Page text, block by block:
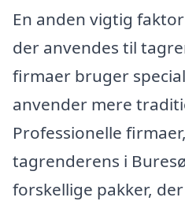
En anden vigtig
der anvendes til
firmaer bruger
anvender mere
Professionelle
tagrenderens i
forskellige pakker,